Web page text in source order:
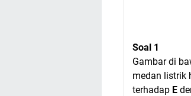
Soal 1
Gambar di
medan listrik
terhadap E